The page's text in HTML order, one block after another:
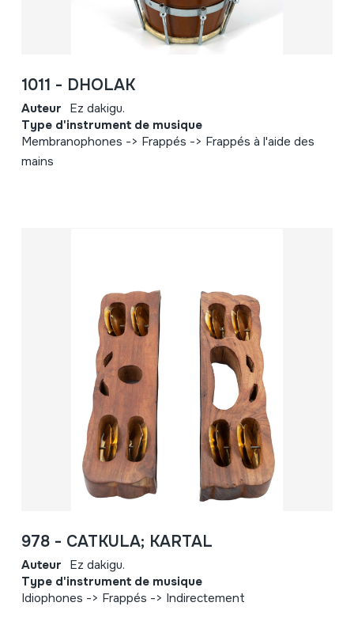
1011 - DHOLAK
Auteur Ez dakigu.
Type d'instrument de musique
Membranophones -> Frappés -> Frappés à l'aide des
mains
978 - CATKULA; KARTAL
Auteur Ez dakigu.
Type d'instrument de musique
Idiophones -> Frappés -> Indirectement